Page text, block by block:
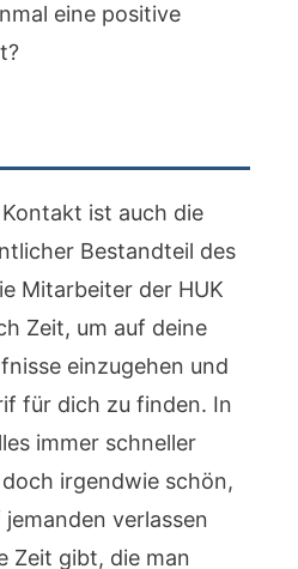
eine positive
ist auch die
Bestandteil des
Mitarbeiter der HUK
Zeit, um auf deine
einzugehen und
für dich zu finden. In
immer schneller
irgendwie schön,
verlassen
Zeit gibt, die man